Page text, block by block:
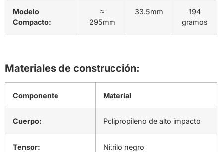
Modelo
Compacto:
≈
295mm
33.5mm
194
gramos
Materiales de construcción:
Componente Material
Cuerpo: Polipropileno de alto impacto
Tensor: Nitrilo negro